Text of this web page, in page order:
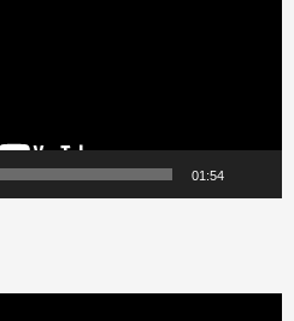
01:54